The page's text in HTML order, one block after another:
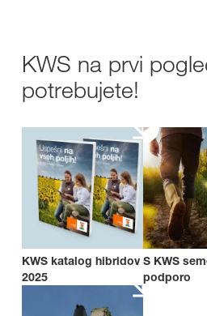
KWS na prvi
potrebujete!
KWS katalog hibridov
2025
S KWS
podporo